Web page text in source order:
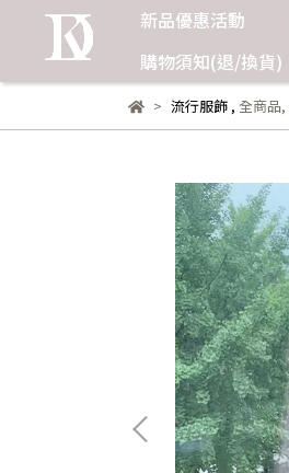
新品優惠活動
購物須知(退/換貨)
流行服飾, 全商品,